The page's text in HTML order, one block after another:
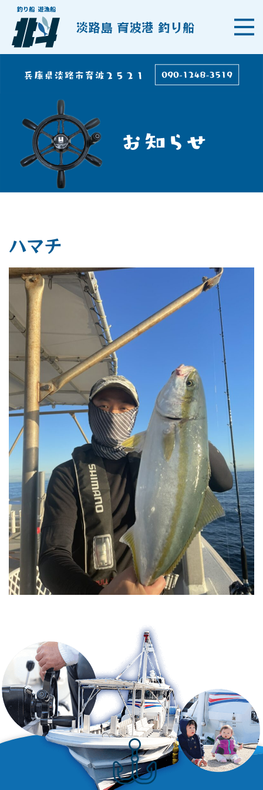
淡路島 育波港 釣り船
ハマチ